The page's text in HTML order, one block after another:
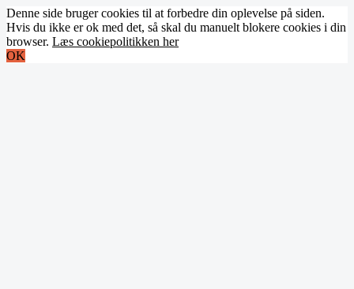
Denne side bruger cookies til at forbedre din oplevelse på siden.
Hvis du ikke er ok med det, så skal du manuelt blokere cookies i din
browser. Læs cookiepolitikken her
OK